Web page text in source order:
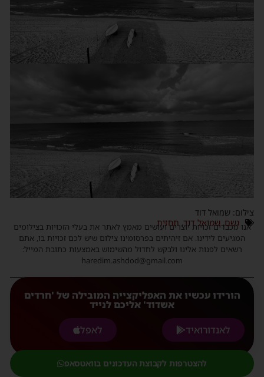
צילום: שמואל דוד
גשם,שמואל דוד, תחזית
אנו מכבדים זכויות יוצרים ועושים מאמץ לאתר את בעלי הזכויות בצילומים
המגיעים לידינו. אם זיהיתים בפרסומינו צילום שיש לכם זכויות בו, אתם
רשאים לפנות אלינו ולבקש לחדול מהשימוש באמצעות כתובת המייל:
haredim.ashdod@gmail.com
הורידו עכשיו את האפליקצייה המובילה של 'חרדים
אשדוד' אליכם לנייד
לאנדורואיד
לאפל
להצטרפות לקבוצת העדכונים בוואטסאפ